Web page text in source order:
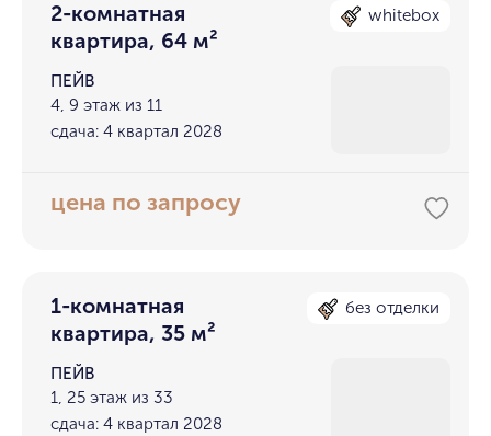
2-комнатная
квартира, 64 м²
whitebox
ПЕЙВ
4, 9 этаж из 11
сдача: 4 квартал 2028
цена по запросу
1-комнатная
квартира, 35 м²
без отделки
ПЕЙВ
1, 25 этаж из 33
сдача: 4 квартал 2028